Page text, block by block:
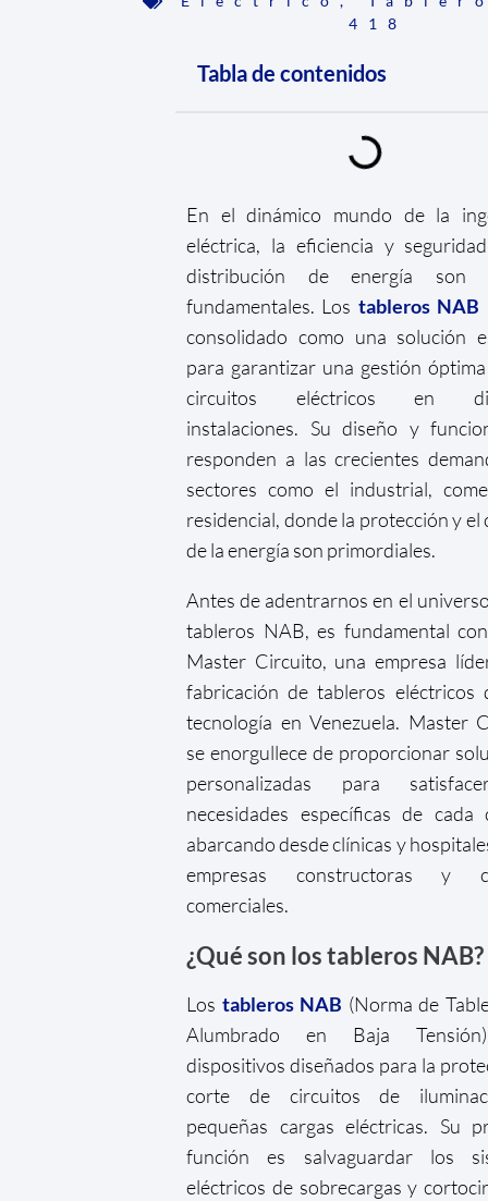
418
Tabla de contenidos
En el dinámico mundo de la
eléctrica, la eficiencia y
distribución de energía son
fundamentales. Los tableros NAB
consolidado como una solución
para garantizar una gestión
circuitos eléctricos en
instalaciones. Su diseño y
responden a las crecientes
sectores como el industrial,
residencial, donde la protección y el
de la energía son primordiales.
Antes de adentrarnos en el
tableros NAB, es fundamental
Master Circuito, una empresa
fabricación de tableros eléctricos
tecnología en Venezuela. Master
se enorgullece de proporcionar
personalizadas para
necesidades específicas de cada
abarcando desde clínicas y
empresas constructoras y
comerciales.
¿Qué son los tableros NAB?
Los tableros NAB (Norma de
Alumbrado en Baja
dispositivos diseñados para la
corte de circuitos de
pequeñas cargas eléctricas. Su
función es salvaguardar los
eléctricos de sobrecargas y